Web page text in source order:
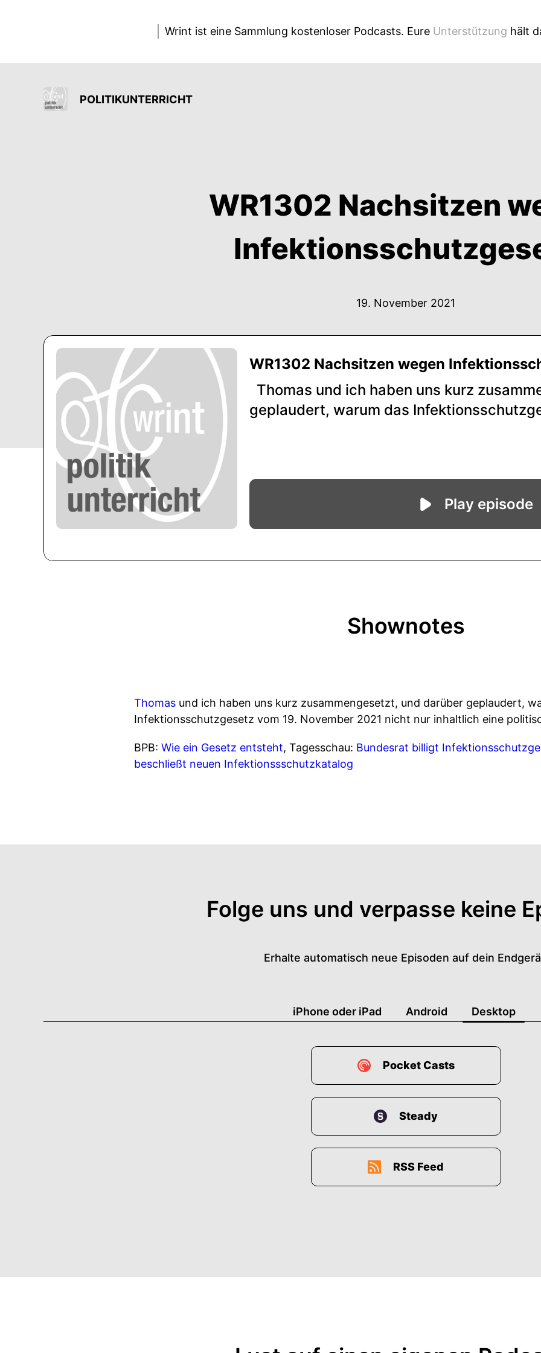
Wrint ist eine Sammlung kostenloser Podcasts. Eure Unterstützung hält
POLITIKUNTERRICHT
WR1302 Nachsitzen
19. November 2021
Shownotes
Thomas und ich haben uns kurz zusammengesetzt, und darüber geplaudert,
Infektionsschutzgesetz vom 19. November 2021 nicht nur inhaltlich eine
BPB: Wie ein Gesetz entsteht, Tagesschau: Bundesrat billigt
beschließt neuen Infektionssschutzkatalog
Folge uns und verpasse keine
Erhalte automatisch neue Episoden auf dein
iPhone oder iPad Android Desktop
Pocket Casts
Steady
RSS Feed